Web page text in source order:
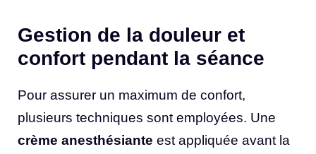
Gestion de la douleur et
confort pendant la séance
Pour assurer un maximum de confort,
plusieurs techniques sont employées. Une
crème anesthésiante est appliquée avant la